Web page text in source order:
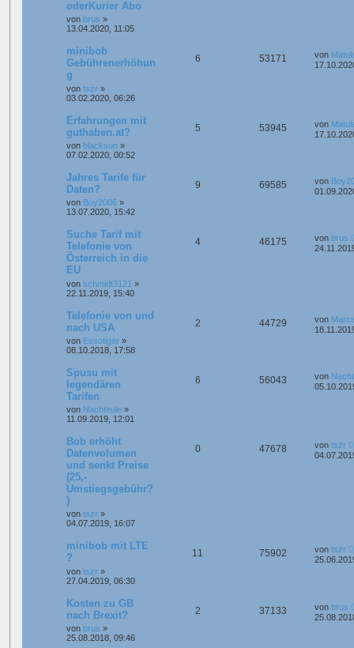
oderKurier Abo
von brus »
13.04.2020, 11:05
minibob
Gebührenerhöhun
g
von tszr »
03.02.2020, 06:26
6 53171 von
Erfahrungen mit
guthaben.at?
von blacksun »
07.02.2020, 00:52
5 53945 von
Jahres Tarife für
Daten?
von Boy2006 »
13.07.2020, 15:42
9 69585 von
Suche Tarif mit
Telefonie von
Österreich in die
EU
von schmidt3121 »
22.11.2019, 15:40
4 46175 von brus
Telefonie von und
nach USA
von Essotiger »
08.10.2018, 17:58
2 44729 von
Spusu mit
legendären
Tarifen
von Nachteule »
11.09.2019, 12:01
6 56043 von
Bob erhöht
Datenvolumen
und senkt Preise
(25,-
Umstiegsgebühr?
)
von tszr »
04.07.2019, 16:07
0 47678 von tszr
minibob mit LTE
?
von tszr »
27.04.2019, 06:30
11 75902 von tszr
Kosten zu GB
nach Brexit?
von brus »
25.08.2018, 09:46
2 37133 von brus